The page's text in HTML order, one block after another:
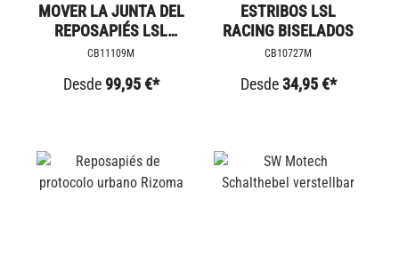
MOVER LA JUNTA DEL
REPOSAPIÉS LSL
BMW R9T
CB11109M
Desde 99,95 €*
ESTRIBOS LSL
RACING BISELADOS
CB10727M
Desde34,95 €*